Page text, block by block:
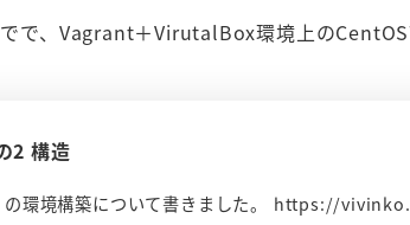
で、Vagrant＋VirutalBox環境上の
2 構造
の環境構築について書きました。 https://